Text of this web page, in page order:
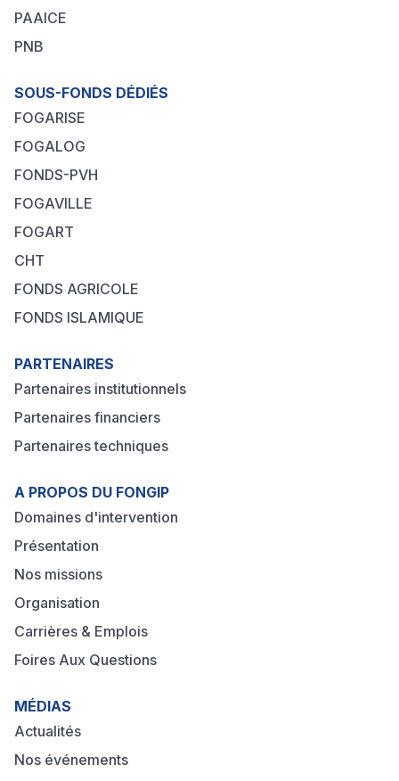
PAAICE
PNB
SOUS-FONDS DÉDIÉS
FOGARISE
FOGALOG
FONDS-PVH
FOGAVILLE
FOGART
CHT
FONDS AGRICOLE
FONDS ISLAMIQUE
PARTENAIRES
Partenaires institutionnels
Partenaires financiers
Partenaires techniques
A PROPOS DU FONGIP
Domaines d'intervention
Présentation
Nos missions
Organisation
Carrières & Emplois
Foires Aux Questions
MÉDIAS
Actualités
Nos événements